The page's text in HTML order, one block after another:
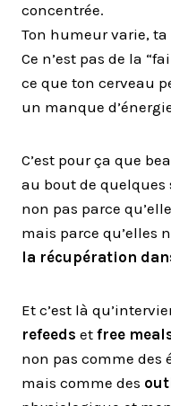
concentrée.
Ton humeur varie,
Ce n’est pas de la
ce que ton cerveau
un manque
C’est pour ça que
au bout de quelques
non pas parce
mais parce qu’elles
la récupération
Et c’est là
refeeds et free
non pas comme des
mais comme des